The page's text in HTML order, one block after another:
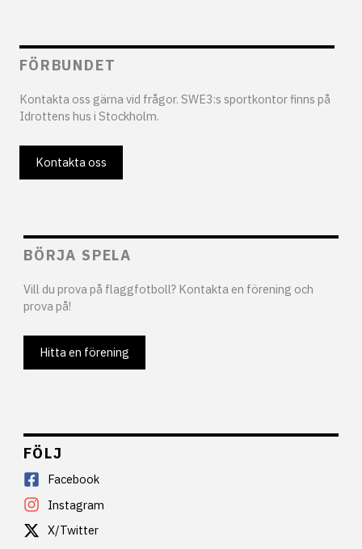
FÖRBUNDET
Kontakta oss gärna vid frågor. SWE3:s sportkontor finns på
Idrottens hus i Stockholm.
Kontakta oss
BÖRJA SPELA
Vill du prova på flaggfotboll? Kontakta en förening och
prova på!
Hitta en förening
FÖLJ
Facebook
Instagram
X/Twitter